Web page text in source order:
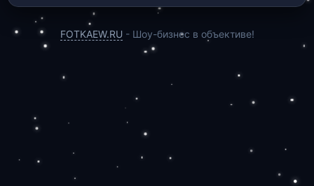
FOTKAEW.RU - Шоу-бизнес в объективе!